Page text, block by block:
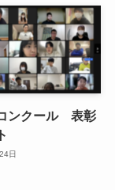
ンクール 表彰
日